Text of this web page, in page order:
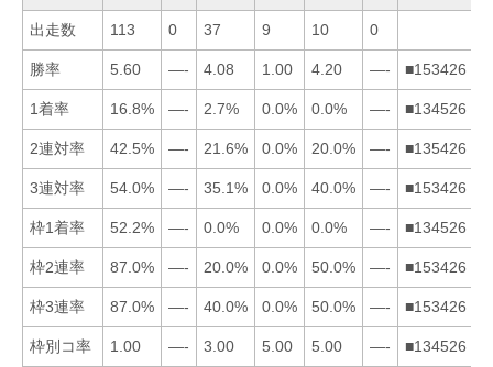
出走数 113 0 37 9 10 0
勝率 5.60 —- 4.08 1.00 4.20 —- ■153426
1着率 16.8% —- 2.7% 0.0% 0.0% —- ■134526
2連対率 42.5% —- 21.6% 0.0% 20.0% —- ■135426
3連対率 54.0% —- 35.1% 0.0% 40.0% —- ■153426
枠1着率 52.2% —- 0.0% 0.0% 0.0% —- ■134526
枠2連率 87.0% —- 20.0% 0.0% 50.0% —- ■153426
枠3連率 87.0% —- 40.0% 0.0% 50.0% —- ■153426
枠別コ率 1.00 —- 3.00 5.00 5.00 —- ■134526